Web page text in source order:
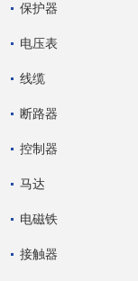
保护器
电压表
线缆
断路器
控制器
马达
电磁铁
接触器